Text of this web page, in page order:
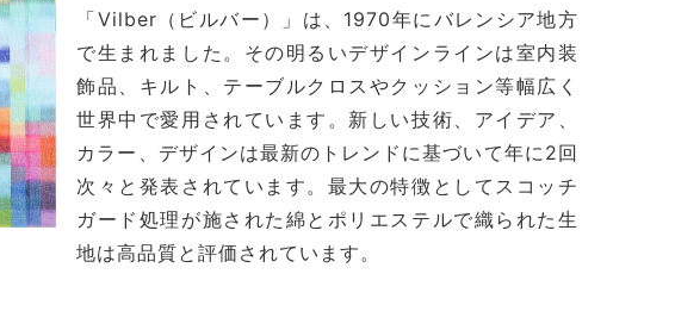
「Vilber（ビルバー）」は、1970年にバレンシア地方
で生まれました。その明るいデザインラインは室内装
飾品、キルト、テーブルクロスやクッション等幅広く
世界中で愛用されています。新しい技術、アイデア、
カラー、デザインは最新のトレンドに基づいて年に2回
次々と発表されています。最大の特徴としてスコッチ
ガード処理が施された綿とポリエステルで織られた生
地は高品質と評価されています。